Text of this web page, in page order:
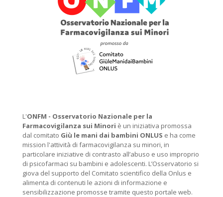
L'ONFM - Osservatorio Nazionale per la
Farmacovigilanza sui Minori è un iniziativa promossa
dal comitato Giù le mani dai bambini ONLUS e ha come
mission l'attività di farmacovigilanza su minori, in
particolare iniziative di contrasto all’abuso e uso improprio
di psicofarmaci su bambini e adolescenti. L’Osservatorio si
giova del supporto del Comitato scientifico della Onlus e
alimenta di contenuti le azioni di informazione e
sensibilizzazione promosse tramite questo portale web.